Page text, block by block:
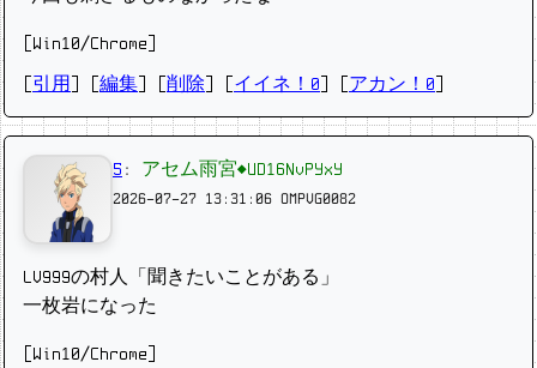
[Win10/Chrome]
引用 編集 削除 イイネ！0 アカン！0
5 : アセム雨宮◆UD16NvPYxY
2026-07-27 13:31:06 OMPVG0082
LV999の村人「聞きたいことがある」
一枚岩になった
[Win10/Chrome]